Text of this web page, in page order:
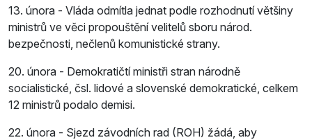
13. února - Vláda odmítla jednat podle rozhodnutí většiny
ministrů ve věci propouštění velitelů sboru národ.
bezpečnosti, nečlenů komunistické strany.
20. února - Demokratičtí ministři stran národně
socialistické, čsl. lidové a slovenské demokratické, celkem
12 ministrů podalo demisi.
22. února - Sjezd závodních rad (ROH) žádá, aby